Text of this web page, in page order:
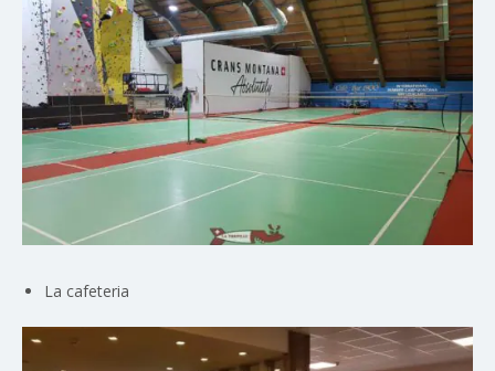
La cafeteria